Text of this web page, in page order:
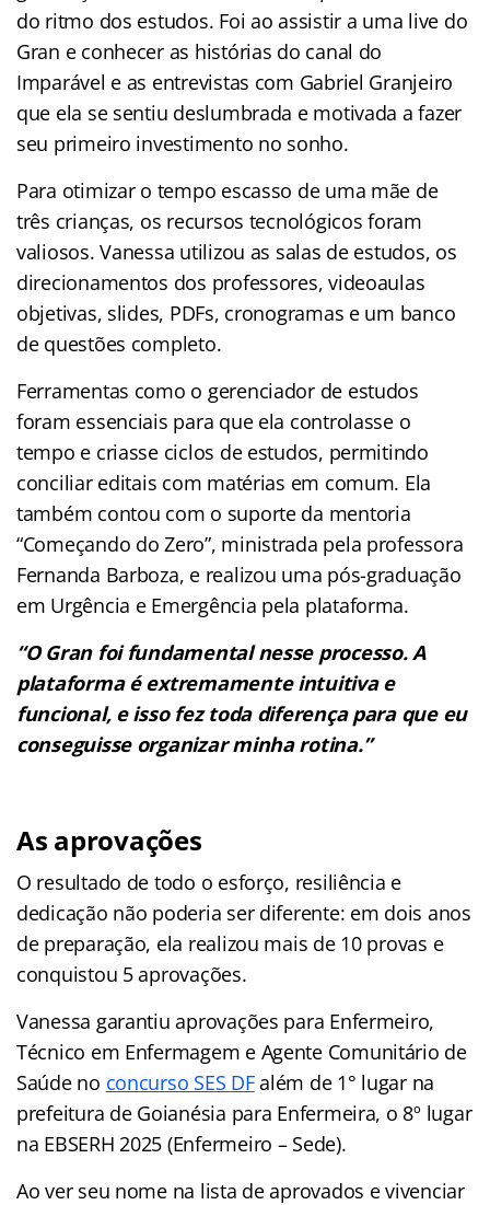
do ritmo dos estudos. Foi ao assistir a uma live do
Gran e conhecer as histórias do canal do
Imparável e as entrevistas com Gabriel Granjeiro
que ela se sentiu deslumbrada e motivada a fazer
seu primeiro investimento no sonho.
Para otimizar o tempo escasso de uma mãe de
três crianças, os recursos tecnológicos foram
valiosos. Vanessa utilizou as salas de estudos, os
direcionamentos dos professores, videoaulas
objetivas, slides, PDFs, cronogramas e um banco
de questões completo.
Ferramentas como o gerenciador de estudos
foram essenciais para que ela controlasse o
tempo e criasse ciclos de estudos, permitindo
conciliar editais com matérias em comum. Ela
também contou com o suporte da mentoria
“Começando do Zero”, ministrada pela professora
Fernanda Barboza, e realizou uma pós-graduação
em Urgência e Emergência pela plataforma.
“O Gran foi fundamental nesse processo. A
plataforma é extremamente intuitiva e
funcional, e isso fez toda diferença para que eu
conseguisse organizar minha rotina.”
As aprovações
O resultado de todo o esforço, resiliência e
dedicação não poderia ser diferente: em dois anos
de preparação, ela realizou mais de 10 provas e
conquistou 5 aprovações.
Vanessa garantiu aprovações para Enfermeiro,
Técnico em Enfermagem e Agente Comunitário de
Saúde no concurso SES DFalém de 1° lugar na
prefeitura de Goianésia para Enfermeira, o 8º lugar
na EBSERH 2025 (Enfermeiro – Sede).
Ao ver seu nome na lista de aprovados e vivenciar